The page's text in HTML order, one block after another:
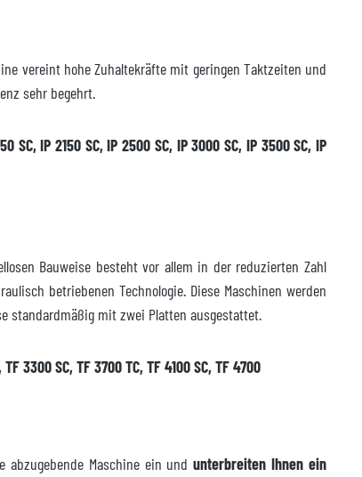
vereint hohe Zuhaltekräfte mit geringen Taktzeiten und
sehr begehrt.
SC, IP 2150 SC, IP 2500 SC, IP 3000 SC, IP 3500 SC, IP
Bauweise besteht vor allem in der reduzierten Zahl
betriebenen Technologie. Diese Maschinen werden
standardmäßig mit zwei Platten ausgestattet.
3300 SC, TF 3700 TC, TF 4100 SC, TF 4700
abzugebende Maschine ein undunterbreiten Ihnen ein